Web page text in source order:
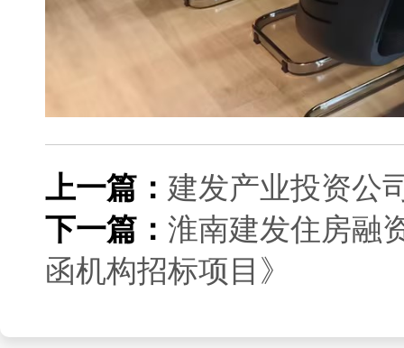
上一篇： 建发产业投资公
下一篇： 淮南建发住房融
函机构招标项目》